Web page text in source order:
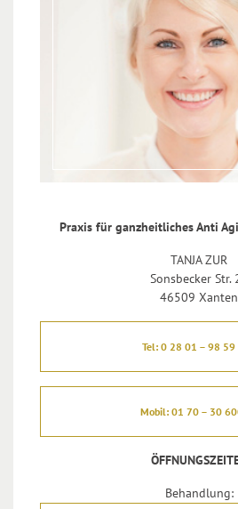
Praxis für ganzheitliches Anti
TANJA ZUR
Sonsbecker Str.
46509 Xanten
Tel: 0 28 01 – 98 59
Mobil: 01 70 – 30
Behandlung: